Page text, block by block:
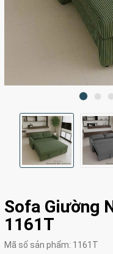
Sofa Giường
1161T
Mã số sản phẩm: 1161T